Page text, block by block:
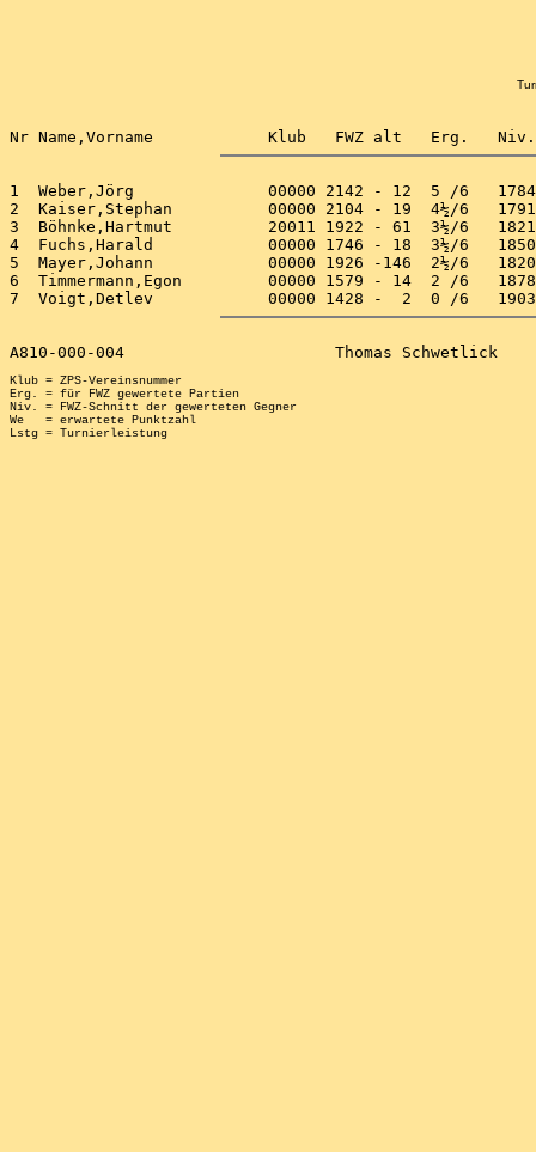
1  Weber,Jörg              00000 2142 - 12  5 /6   1784
2  Kaiser,Stephan          00000 2104 - 19  4½/6
3  Böhnke,Hartmut          20011 1922 - 61  3½/6
4  Fuchs,Harald            00000 1746 - 18  3½/6
5  Mayer,Johann            00000 1926 -146  2½/6
6  Timmermann,Egon         00000 1579 - 14  2 /6
Klub = ZPS-Vereinsnummer
Erg. = für FWZ gewertete Partien
Niv. = FWZ-Schnitt der gewerteten Gegner
We   = erwartete Punktzahl